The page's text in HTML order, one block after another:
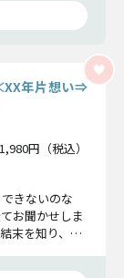
年片想い⇒
円（税込）
きないのな
お聞かせしま
末を知り、長